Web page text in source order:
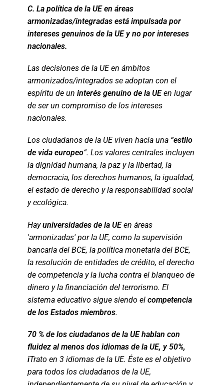
C. La política de la UE en áreas
armonizadas/integradas está impulsada por
intereses genuinos de la UE y no por intereses
nacionales.
Las decisiones de la UE en ámbitos
armonizados/integrados se adoptan con el
espíritu de un interés genuino de la UEen lugar
de ser un compromiso de los intereses
nacionales.
Los ciudadanos de la UE viven hacia una “estilo
de vida europeo“. Los valores centrales incluyen
la dignidad humana, la paz y la libertad, la
democracia, los derechos humanos, la igualdad,
el estado de derecho y la responsabilidad social
y ecológica.
Hayuniversidades de la UEen áreas
'armonizadas' por la UE, como la supervisión
bancaria del BCE, la política monetaria del BCE,
la resolución de entidades de crédito, el derecho
de competencia y la lucha contra el blanqueo de
dinero y la financiación del terrorismo. El
sistema educativo sigue siendo el competencia
de los Estados miembros.
70 % de los ciudadanos de la UE hablan con
fluidez al menos dos idiomas de la UE, y 50%,
iTrato en 3 idiomas de la UE. Éste es el objetivo
para todos los ciudadanos de la UE,